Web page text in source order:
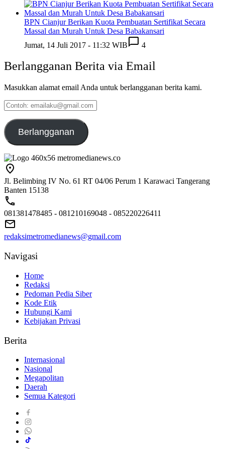
BPN Cianjur Berikan Kuota Pembuatan Sertifikat Secara
Massal dan Murah Untuk Desa Babakansari
Jumat, 14 Juli 2017 - 11:32 WIB
4
Berlangganan Berita via Email
Masukkan alamat email Anda untuk berlangganan berita kami.
Contoh:
emailaku@gmail.com
Berlangganan
Jl. Belimbing IV No. 61 RT 04/06 Perum 1 Karawaci Tangerang
Banten 15138
081381478485 - 081210169048 - 085220226411
redaksimetromedianews@gmail.com
Navigasi
Home
Redaksi
Pedoman Pedia Siber
Kode Etik
Hubungi Kami
Kebijakan Privasi
Berita
Internasional
Nasional
Megapolitan
Daerah
Semua Kategori